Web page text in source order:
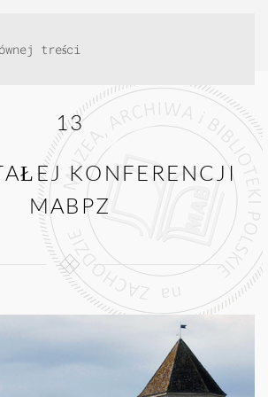
treści
13
KONFERENCJI
MABPZ